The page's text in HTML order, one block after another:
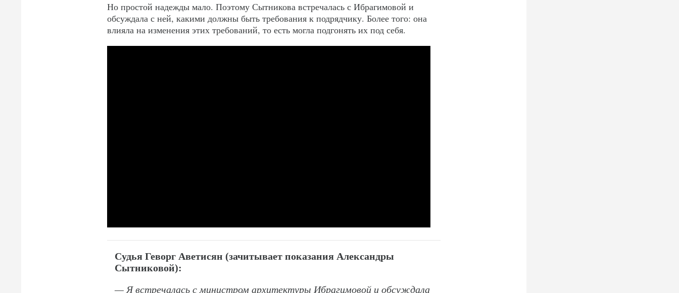
Но простой надежды мало. Поэтому Сытникова встречалась с Ибрагимовой и
обсуждала с ней, какими должны быть требования к подрядчику. Более того: она
влияла на изменения этих требований, то есть могла подгонять их под себя.
Судья Геворг Аветисян (зачитывает показания Александры
Сытниковой):
— Я встречалась с министром архитектуры Ибрагимовой и обсуждала